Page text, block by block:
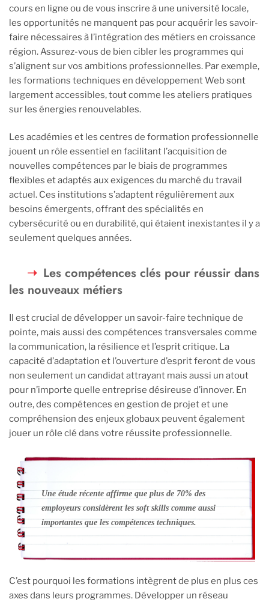
cours en ligne ou de vous inscrire à une université locale,
les opportunités ne manquent pas pour acquérir les savoir-
faire nécessaires à l’intégration des métiers en croissance
région. Assurez-vous de bien cibler les programmes qui
s’alignent sur vos ambitions professionnelles. Par exemple,
les formations techniques en développement Web sont
largement accessibles, tout comme les ateliers pratiques
sur les énergies renouvelables.
Les académies et les centres de formation professionnelle
jouent un rôle essentiel en facilitant l’acquisition de
nouvelles compétences par le biais de programmes
flexibles et adaptés aux exigences du marché du travail
actuel. Ces institutions s’adaptent régulièrement aux
besoins émergents, offrant des spécialités en
cybersécurité ou en durabilité, qui étaient inexistantes il y a
seulement quelques années.
Les compétences clés pour réussir dans
les nouveaux métiers
Il est crucial de développer un savoir-faire technique de
pointe, mais aussi des compétences transversales comme
la communication, la résilience et l’esprit critique. La
capacité d’adaptation et l’ouverture d’esprit feront de vous
non seulement un candidat attrayant mais aussi un atout
pour n’importe quelle entreprise désireuse d’innover. En
outre, des compétences en gestion de projet et une
compréhension des enjeux globaux peuvent également
jouer un rôle clé dans votre réussite professionnelle.
Une étude récente affirme que plus de 70% des
employeurs considèrent les soft skills comme aussi
importantes que les compétences techniques.
C’est pourquoi les formations intègrent de plus en plus ces
axes dans leurs programmes. Développer un réseau